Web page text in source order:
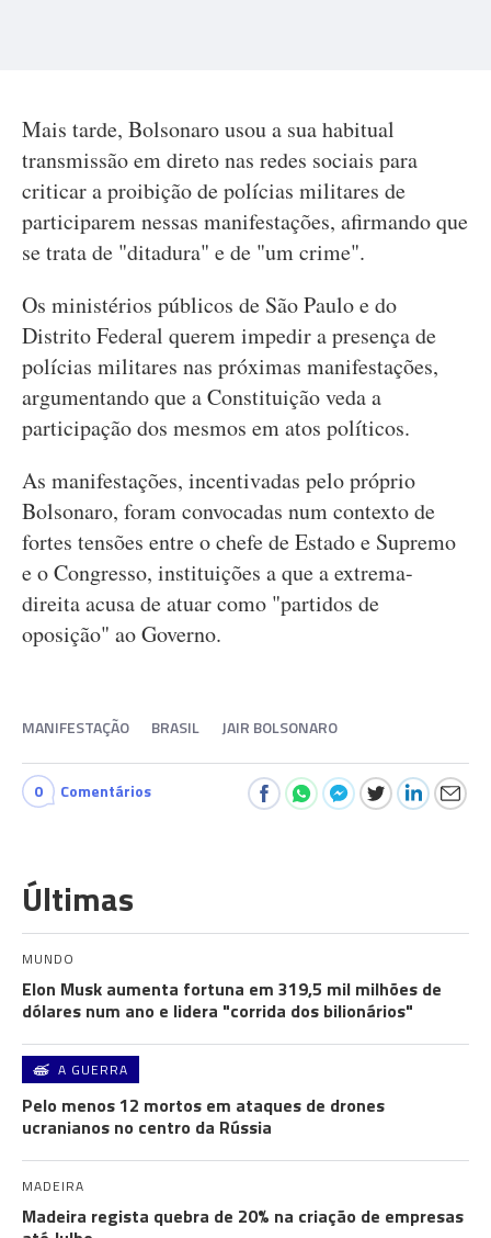
Mais tarde, Bolsonaro usou a sua habitual
transmissão em direto nas redes sociais para
criticar a proibição de polícias militares de
participarem nessas manifestações, afirmando que
se trata de "ditadura" e de "um crime".
Os ministérios públicos de São Paulo e do
Distrito Federal querem impedir a presença de
polícias militares nas próximas manifestações,
argumentando que a Constituição veda a
participação dos mesmos em atos políticos.
As manifestações, incentivadas pelo próprio
Bolsonaro, foram convocadas num contexto de
fortes tensões entre o chefe de Estado e Supremo
e o Congresso, instituições a que a extrema-
direita acusa de atuar como "partidos de
oposição" ao Governo.
MANIFESTAÇÃO BRASIL JAIR BOLSONARO
0 Comentários
Últimas
MUNDO
Elon Musk aumenta fortuna em 319,5 mil milhões de
dólares num ano e lidera "corrida dos bilionários"
A GUERRA
Pelo menos 12 mortos em ataques de drones
ucranianos no centro da Rússia
MADEIRA
Madeira regista quebra de 20% na criação de empresas